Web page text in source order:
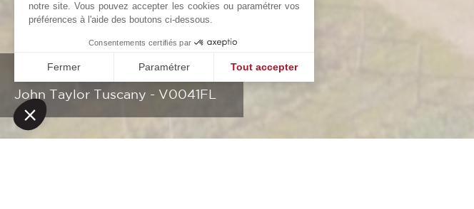
John Taylor Tuscany - V0041FL
notre site. Vous pouvez accepter les cookies ou paramétrer vos
préférences à l'aide des boutons ci-dessous.
Consentements certifiés par
Fermer Paramétrer Tout accepter
Axeptio consent
Plateforme de Gestion du Consentement : Personnalisez vos Options
Notre plateforme vous permet d'adapter et de gérer vos paramètres de confidentialité,